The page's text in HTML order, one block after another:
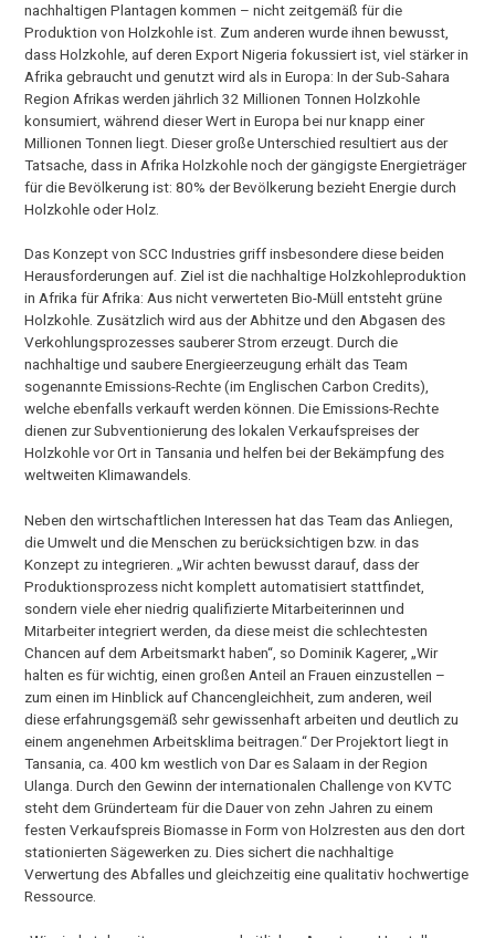
nachhaltigen Plantagen kommen – nicht zeitgemäß für die
Produktion von Holzkohle ist. Zum anderen wurde ihnen bewusst,
dass Holzkohle, auf deren Export Nigeria fokussiert ist, viel stärker in
Afrika gebraucht und genutzt wird als in Europa: In der Sub-Sahara
Region Afrikas werden jährlich 32 Millionen Tonnen Holzkohle
konsumiert, während dieser Wert in Europa bei nur knapp einer
Millionen Tonnen liegt. Dieser große Unterschied resultiert aus der
Tatsache, dass in Afrika Holzkohle noch der gängigste Energieträger
für die Bevölkerung ist: 80% der Bevölkerung bezieht Energie durch
Holzkohle oder Holz.
Das Konzept von SCC Industries griff insbesondere diese beiden
Herausforderungen auf. Ziel ist die nachhaltige Holzkohleproduktion
in Afrika für Afrika: Aus nicht verwerteten Bio-Müll entsteht grüne
Holzkohle. Zusätzlich wird aus der Abhitze und den Abgasen des
Verkohlungsprozesses sauberer Strom erzeugt. Durch die
nachhaltige und saubere Energieerzeugung erhält das Team
sogenannte Emissions-Rechte (im Englischen Carbon Credits),
welche ebenfalls verkauft werden können. Die Emissions-Rechte
dienen zur Subventionierung des lokalen Verkaufspreises der
Holzkohle vor Ort in Tansania und helfen bei der Bekämpfung des
weltweiten Klimawandels.
Neben den wirtschaftlichen Interessen hat das Team das Anliegen,
die Umwelt und die Menschen zu berücksichtigen bzw. in das
Konzept zu integrieren. „Wir achten bewusst darauf, dass der
Produktionsprozess nicht komplett automatisiert stattfindet,
sondern viele eher niedrig qualifizierte Mitarbeiterinnen und
Mitarbeiter integriert werden, da diese meist die schlechtesten
Chancen auf dem Arbeitsmarkt haben“, so Dominik Kagerer, „Wir
halten es für wichtig, einen großen Anteil an Frauen einzustellen –
zum einen im Hinblick auf Chancengleichheit, zum anderen, weil
diese erfahrungsgemäß sehr gewissenhaft arbeiten und deutlich zu
einem angenehmen Arbeitsklima beitragen.“ Der Projektort liegt in
Tansania, ca. 400 km westlich von Dar es Salaam in der Region
Ulanga. Durch den Gewinn der internationalen Challenge von KVTC
steht dem Gründerteam für die Dauer von zehn Jahren zu einem
festen Verkaufspreis Biomasse in Form von Holzresten aus den dort
stationierten Sägewerken zu. Dies sichert die nachhaltige
Verwertung des Abfalles und gleichzeitig eine qualitativ hochwertige
Ressource.